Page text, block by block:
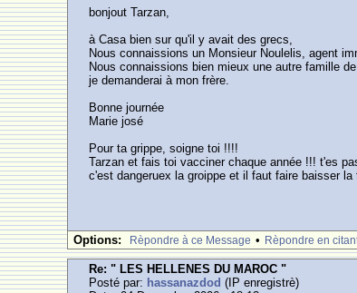
bonjout Tarzan,
à Casa bien sur qu'il y avait des grecs,
Nous connaissions un Monsieur Noulelis, agent
Nous connaissions bien mieux une autre famille
je demanderai à mon frère.
Bonne journée
Marie josé
Pour ta grippe, soigne toi !!!!
Tarzan et fais toi vacciner chaque année !!! t'es
c'est dangeruex la groippe et il faut faire baisser
Options: Rèpondre à ce Message • Rèpondre en
Re: " LES HELLENES DU MAROC "
Posté par: hassanazdod (IP enregistrè)